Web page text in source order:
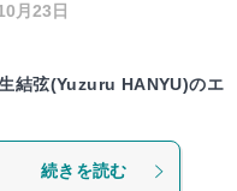
月23日
結弦(Yuzuru HANYU)のエ
続きを読む